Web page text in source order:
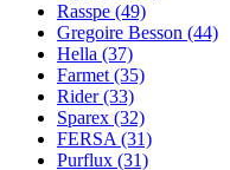
Rasspe (49)
Gregoire Besson (44)
Hella (37)
Farmet (35)
Rider (33)
Sparex (32)
FERSA (31)
Purflux (31)